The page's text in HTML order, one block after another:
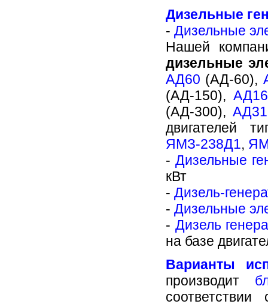
Дизельные
- Дизельные
Нашей
дизельные
АД60 (АД-60),
(АД-150),
(АД-300),
двигателей
ЯМЗ-238Д1,
- Дизельные
кВт
- Дизель-
- Дизельные
- Дизель
на базе
Варианты
производит